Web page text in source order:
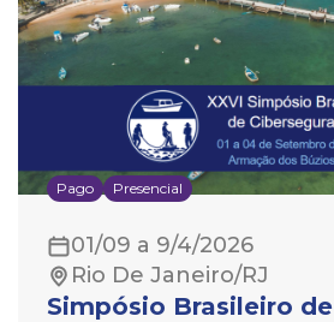
Pago Presencial
01/09 a 9/4/2026
Rio De Janeiro/RJ
Simpósio Brasileiro de